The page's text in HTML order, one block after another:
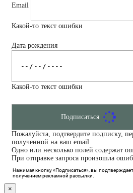
Email
Какой-то текст ошибки
Дата рождения
Какой-то текст ошибки
Подписаться
Пожалуйста, подтвердите подписку,
полученной на ваш email.
Одно или несколько полей содержат
При отправке запроса произошла
Нажимая кнопку «Подписаться», вы
получением рекламной рассылки.
×